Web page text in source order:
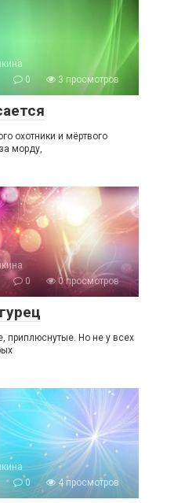
0
3 просмотров
охотники и мёртвого
морду,
0
0 просмотров
приплюснутые. Но не у всех
0
4 просмотров